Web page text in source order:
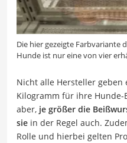
Die hier gezeigte Farbvariante
Hunde ist nur eine von vier
Nicht alle Hersteller geben
Kilogramm für ihre
aber, je größer die
sie in der Regel auch.
Rolle und hierbei gelten